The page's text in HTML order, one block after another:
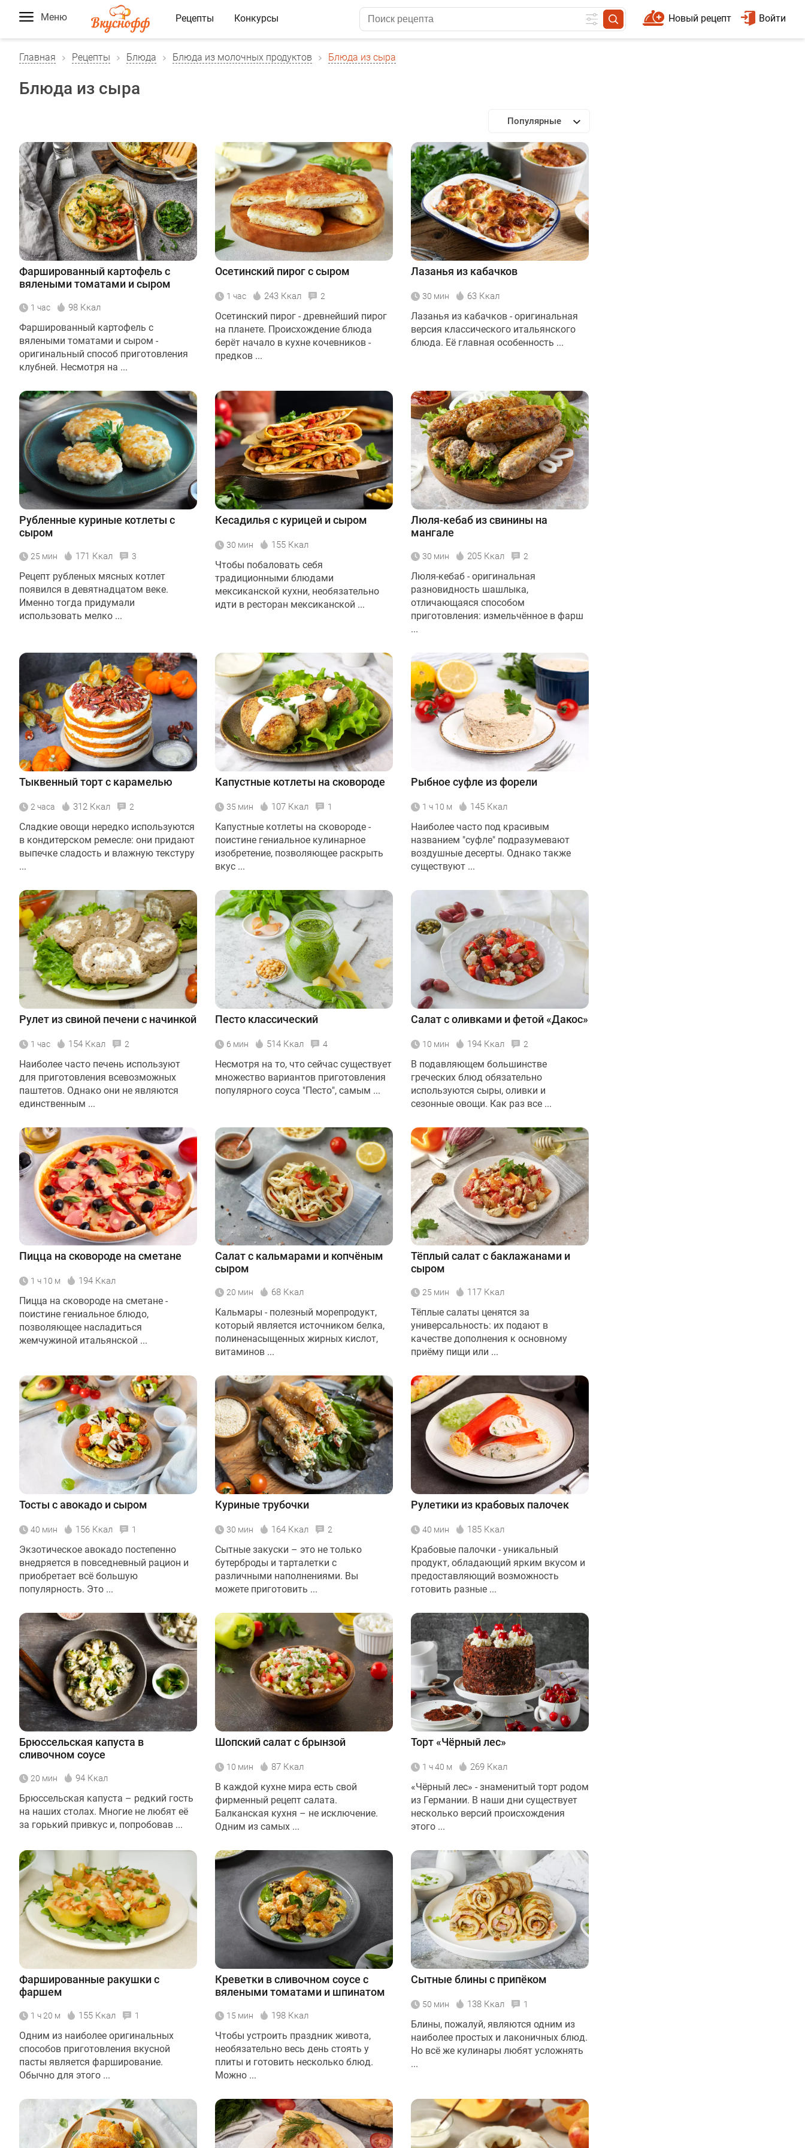
Меню Рецепты Конкурсы Войти
Новый рецепт
Главная Рецепты Блюда Блюда из молочных продуктов Блюда из сыра
Блюда из сыра
Популярные
Фаршированный картофель с
вялеными томатами и сыром
1 час 98 Ккал
Фаршированный картофель с
вялеными томатами и сыром -
оригинальный способ приготовления
клубней. Несмотря на ...
Осетинский пирог с сыром
1 час 243 Ккал 2
Осетинский пирог - древнейший пирог
на планете. Происхождение блюда
берёт начало в кухне кочевников -
предков ...
Лазанья из кабачков
30 мин 63 Ккал
Лазанья из кабачков - оригинальная
версия классического итальянского
блюда. Её главная особенность ...
Рубленные куриные котлеты c
сыром
25 мин 171 Ккал 3
Рецепт рубленых мясных котлет
появился в девятнадцатом веке.
Именно тогда придумали
использовать мелко ...
Кесадилья с курицей и сыром
30 мин 155 Ккал
Чтобы побаловать себя
традиционными блюдами
мексиканской кухни, необязательно
идти в ресторан мексиканской ...
Люля-кебаб из свинины на
мангале
30 мин 205 Ккал 2
Люля-кебаб - оригинальная
разновидность шашлыка,
отличающаяся способом
приготовления: измельчённое в фарш
...
Тыквенный торт с карамелью
2 часа 312 Ккал 2
Сладкие овощи нередко используются
в кондитерском ремесле: они придают
выпечке сладость и влажную текстуру
...
Капустные котлеты на сковороде
35 мин 107 Ккал 1
Капустные котлеты на сковороде -
поистине гениальное кулинарное
изобретение, позволяющее раскрыть
вкус ...
Рыбное суфле из форели
1 ч 10 м 145 Ккал
Наиболее часто под красивым
названием "суфле" подразумевают
воздушные десерты. Однако также
существуют ...
Рулет из свиной печени с начинкой
1 час 154 Ккал 2
Наиболее часто печень используют
для приготовления всевозможных
паштетов. Однако они не являются
единственным ...
Песто классический
6 мин 514 Ккал 4
Несмотря на то, что сейчас существует
множество вариантов приготовления
популярного соуса "Песто", самым ...
Салат с оливками и фетой «Дакос»
10 мин 194 Ккал 2
В подавляющем большинстве
греческих блюд обязательно
используются сыры, оливки и
сезонные овощи. Как раз все ...
Пицца на сковороде на сметане
1 ч 10 м 194 Ккал
Пицца на сковороде на сметане -
поистине гениальное блюдо,
позволяющее насладиться
жемчужиной итальянской ...
Салат с кальмарами и копчёным
сыром
20 мин 68 Ккал
Кальмары - полезный морепродукт,
который является источником белка,
полиненасыщенных жирных кислот,
витаминов ...
Тёплый салат с баклажанами и
сыром
25 мин 117 Ккал
Тёплые салаты ценятся за
универсальность: их подают в
качестве дополнения к основному
приёму пищи или ...
Тосты с авокадо и сыром
40 мин 156 Ккал 1
Экзотическое авокадо постепенно
внедряется в повседневный рацион и
приобретает всё большую
популярность. Это ...
Куриные трубочки
30 мин 164 Ккал 2
Сытные закуски – это не только
бутерброды и тарталетки с
различными наполнениями. Вы
можете приготовить ...
Рулетики из крабовых палочек
40 мин 185 Ккал
Крабовые палочки - уникальный
продукт, обладающий ярким вкусом и
предоставляющий возможность
готовить разные ...
Брюссельская капуста в
сливочном соусе
20 мин 94 Ккал
Брюссельская капуста – редкий гость
на наших столах. Многие не любят её
за горький привкус и, попробовав ...
Шопский салат с брынзой
10 мин 87 Ккал
В каждой кухне мира есть свой
фирменный рецепт салата.
Балканская кухня – не исключение.
Одним из самых ...
Торт «Чёрный лес»
1 ч 40 м 269 Ккал
«Чёрный лес» - знаменитый торт родом
из Германии. В наши дни существует
несколько версий происхождения
этого ...
Фаршированные ракушки с
фаршем
1 ч 20 м 155 Ккал 1
Одним из наиболее оригинальных
способов приготовления вкусной
пасты является фарширование.
Обычно для этого ...
Креветки в сливочном соусе с
вялеными томатами и шпинатом
15 мин 198 Ккал
Чтобы устроить праздник живота,
необязательно весь день стоять у
плиты и готовить несколько блюд.
Можно ...
Сытные блины с припёком
50 мин 138 Ккал 1
Блины, пожалуй, являются одним из
наиболее простых и лаконичных блюд.
Но всё же кулинары любят усложнять
...